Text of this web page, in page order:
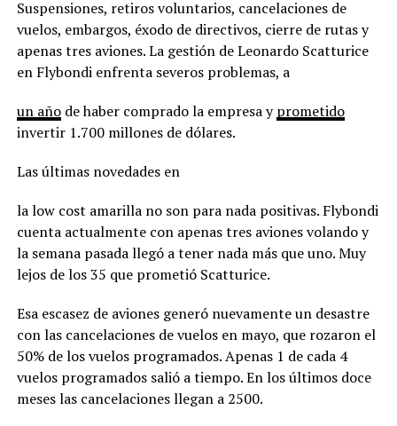
Suspensiones, retiros voluntarios, cancelaciones de
vuelos, embargos, éxodo de directivos, cierre de rutas y
apenas tres aviones. La gestión de Leonardo Scatturice
en Flybondi enfrenta severos problemas, a
un añode haber comprado la empresa yprometido
invertir 1.700 millones de dólares.
Las últimas novedades en
la low cost amarilla no son para nada positivas. Flybondi
cuenta actualmente con apenas tres aviones volando y
la semana pasada llegó a tener nada más que uno. Muy
lejos de los 35 que prometió Scatturice.
Esa escasez de aviones generó nuevamente un desastre
con las cancelaciones de vuelos en mayo, que rozaron el
50% de los vuelos programados. Apenas 1 de cada 4
vuelos programados salió a tiempo. En los últimos doce
meses las cancelaciones llegan a 2500.